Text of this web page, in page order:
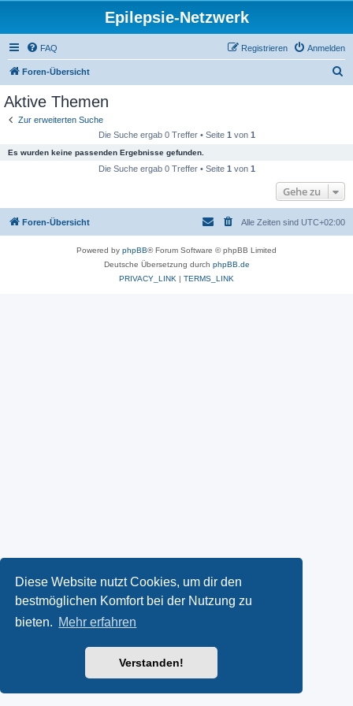
Diese Website nutzt Cookies, um dir den
bestmöglichen Komfort bei der Nutzung zu
bieten. Mehr erfahren
Verstanden!
Epilepsie-Netzwerk
FAQ Anmelden
Registrieren
Foren-Übersicht
Aktive Themen
Zur erweiterten Suche
Die Suche ergab 0 Treffer • Seite 1 von 1
Es wurden keine passenden Ergebnisse gefunden.
Die Suche ergab 0 Treffer • Seite 1 von 1
Gehe zu
Foren-Übersicht Alle Zeiten sind UTC+02:00
Powered by phpBB® Forum Software © phpBB Limited
Deutsche Übersetzung durch phpBB.de
PRIVACY_LINK | TERMS_LINK